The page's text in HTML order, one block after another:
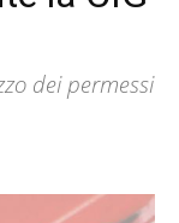
dei permessi